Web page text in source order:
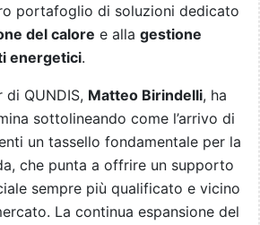
portafoglio di soluzioni dedicato
del calore e alla gestione
energetici.
QUNDIS, Matteo Birindelli, ha
sottolineando come l’arrivo di
un tassello fondamentale per la
che punta a offrire un supporto
sempre più qualificato e vicino
La continua espansione del